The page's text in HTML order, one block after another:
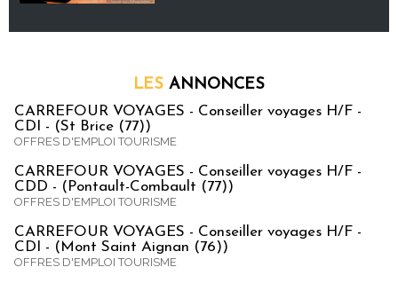
LES ANNONCES
CARREFOUR VOYAGES - Conseiller voyages H/F -
CDI - (St Brice (77))
OFFRES D'EMPLOI TOURISME
CARREFOUR VOYAGES - Conseiller voyages H/F -
CDD - (Pontault-Combault (77))
OFFRES D'EMPLOI TOURISME
CARREFOUR VOYAGES - Conseiller voyages H/F -
CDI - (Mont Saint Aignan (76))
OFFRES D'EMPLOI TOURISME